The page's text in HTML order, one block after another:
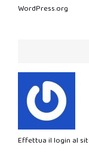
WordPress.org
Effettua il login al